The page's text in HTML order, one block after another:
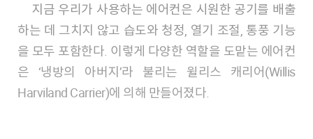
지금 우리가 사용하는 에어컨은 시원한 공기를 배출
하는 데 그치지 않고 습도와 청정, 열기 조절, 통풍 기능
을 모두 포함한다. 이렇게 다양한 역할을 도맡는 에어컨
은 ‘냉방의 아버지’라 불리는 윌리스 캐리어(Willis
Harviland Carrier)에 의해 만들어졌다.